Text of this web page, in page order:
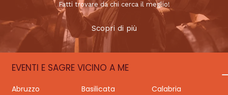
Fatti trovare da chi cerca il meglio!
Scopri di più
EVENTI E SAGRE VICINO A ME
Abruzzo Basilicata
Calabria